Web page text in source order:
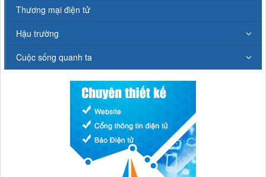
Thương mại điện tử
Hậu trường
Cuộc sống quanh ta